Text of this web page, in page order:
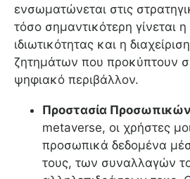
ενσωματώνεται στις
τόσο σημαντικότερη γίνεται
ιδιωτικότητας και η
ζητημάτων που προκύπτουν
ψηφιακό περιβάλλον.
Προστασία
metaverse, οι χρήστες
προσωπικά δεδομένα
τους, των συναλλαγών